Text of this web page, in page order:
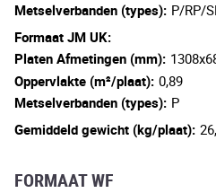
Metselverbanden (types): P/RP/
Formaat JM UK:
Platen Afmetingen (mm):
Oppervlakte (m²/plaat): 0,89
Metselverbanden (types): P
Gemiddeld gewicht (kg/plaat):
FORMAAT WF